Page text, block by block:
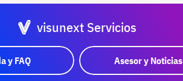
visunext Servicios
y FAQ Asesor y Noticias